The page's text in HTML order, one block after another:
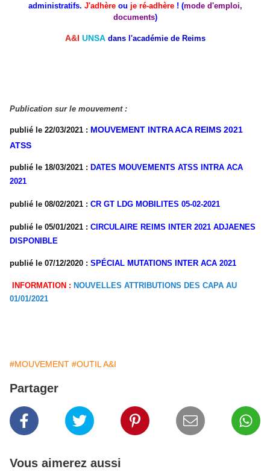
administratifs. J'adhère ou je ré-adhère! (mode d'emploi,
documents)
A&I UNSA dans l'académie de Reims
Publication sur le mouvement :
publié le 22/03/2021 : MOUVEMENT INTRA ACA REIMS 2021
ATSS
publié le 18/03/2021 : DATES MOUVEMENTS ATSS INTRA ACA
2021
publié le 08/02/2021 : CR GT LDG MOBILITES 05-02-2021
publié le 05/01/2021 : CIRCULAIRE REIMS INTER 2021 ADJAENES
DISPONIBLE
publié le 07/12/2020 : SPÉCIAL MUTATIONS INTER ACA 2021
INFORMATION : NOUVELLES ATTRIBUTIONS DES CAPA AU
01/01/2021
#MOUVEMENT #OUTIL A&I
Partager
Vous aimerez aussi